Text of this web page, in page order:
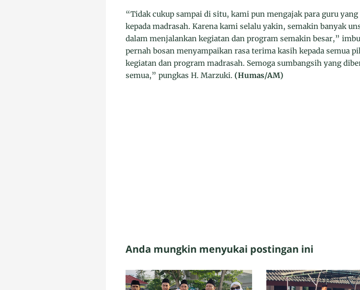
“Tidak cukup sampai di situ, kami pun mengajak para guru
kepada madrasah. Karena kami selalu yakin, semakin banyak
dalam menjalankan kegiatan dan program semakin besar,”
pernah bosan menyampaikan rasa terima kasih kepada semua
kegiatan dan program madrasah. Semoga sumbangsih yang
semua,” pungkas H. Marzuki. (Humas/AM)
Anda mungkin menyukai postingan ini